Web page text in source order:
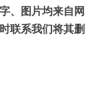
、图片均来自网
联系我们将其删